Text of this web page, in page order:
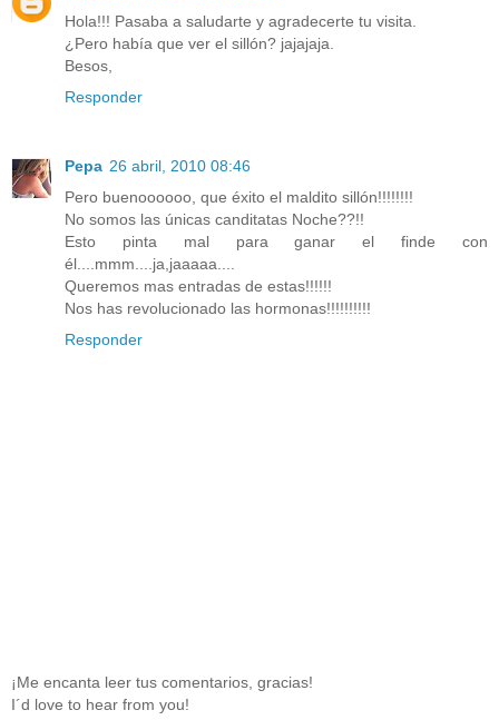
Hola!!! Pasaba a saludarte y agradecerte tu visita.
¿Pero había que ver el sillón? jajajaja.
Besos,
Responder
Pepa 26 abril, 2010 08:46
Pero buenoooooo, que éxito el maldito sillón!!!!!!!!
No somos las únicas canditatas Noche??!!
Esto pinta mal para ganar el finde con
él....mmm....ja,jaaaaa....
Queremos mas entradas de estas!!!!!!
Nos has revolucionado las hormonas!!!!!!!!!!
Responder
¡Me encanta leer tus comentarios, gracias!
I´d love to hear from you!